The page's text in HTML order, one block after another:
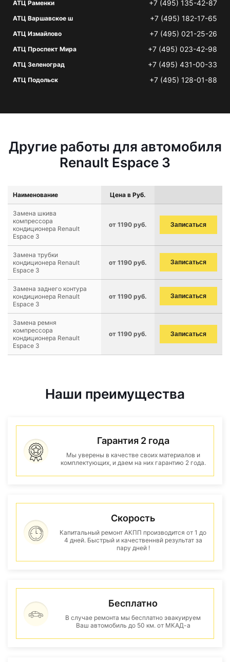
АТЦ Раменки +7 (495) 135-42-87
АТЦ Варшавское ш +7 (495) 182-17-65
АТЦ Измайлово +7 (495) 021-25-26
АТЦ Проспект Мира +7 (495) 023-42-98
АТЦ Зеленоград +7 (495) 431-00-33
АТЦ Подольск +7 (495) 128-01-88
Другие работы для автомобиля
Renault Espace 3
Наименование Цена в Руб.
Замена шкива
компрессора
кондиционера Renault
Espace 3
от 1190 руб. Записаться
Замена трубки
кондиционера Renault
Espace 3
от 1190 руб. Записаться
Замена заднего контура
кондиционера Renault
Espace 3
от 1190 руб. Записаться
Замена ремня
компрессора
кондиционера Renault
Espace 3
от 1190 руб. Записаться
Наши преимущества
Гарантия 2 года
Мы уверены в качестве своих материалов и
комплектующих, и даем на них гарантию 2 года.
Скорость
Капитальный ремонт АКПП производится от 1 до
4 дней. Быстрый и качественнвй результат за
пару дней !
Бесплатно
В случае ремонта мы бесплатно эвакуируем
Ваш автомобиль до 50 км. от МКАД-а